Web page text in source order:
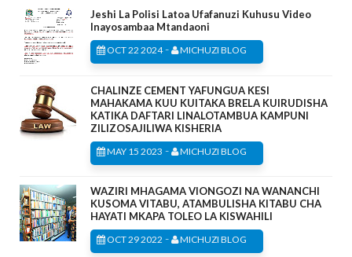
Jeshi La Polisi Latoa Ufafanuzi Kuhusu Video
Inayosambaa Mtandaoni
OCT 22 2024- MICHUZI BLOG
CHALINZE CEMENT YAFUNGUA KESI
MAHAKAMA KUU KUITAKA BRELA KUIRUDISHA
KATIKA DAFTARI LINALOTAMBUA KAMPUNI
ZILIZOSAJILIWA KISHERIA
MAY 15 2023 - MICHUZI BLOG
WAZIRI MHAGAMA VIONGOZI NA WANANCHI
KUSOMA VITABU, ATAMBULISHA KITABU CHA
HAYATI MKAPA TOLEO LA KISWAHILI
OCT 29 2022 - MICHUZI BLOG